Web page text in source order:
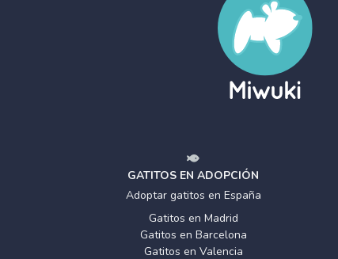
GATITOS EN ADOPCIÓN
Adoptar gatitos en España
Gatitos en Madrid
Gatitos en Barcelona
Gatitos en Valencia